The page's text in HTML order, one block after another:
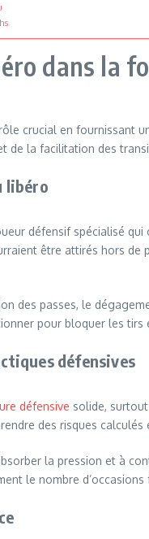
dans la
crucial en fournissant
de la facilitation des
libéro
défensif spécialisé
être attirés hors
des passes, le
pour bloquer les tirs
défensives
défensive solide,
des risques
la pression et à
le nombre d’occasions